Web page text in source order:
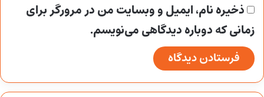
ذخیره نام، ایمیل و وبسایت من در مرورگر برای
زمانی که دوباره دیدگاهی می‌نویسم.